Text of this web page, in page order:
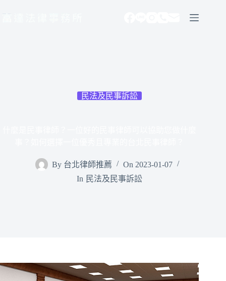
民法及民事訴訟
By 台北律師推薦 On 2023-01-07
In 民法及民事訴訟